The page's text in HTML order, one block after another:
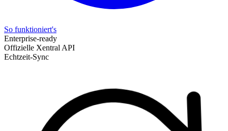
So funktioniert's
Enterprise-ready
Offizielle Xentral API
Echtzeit-Sync